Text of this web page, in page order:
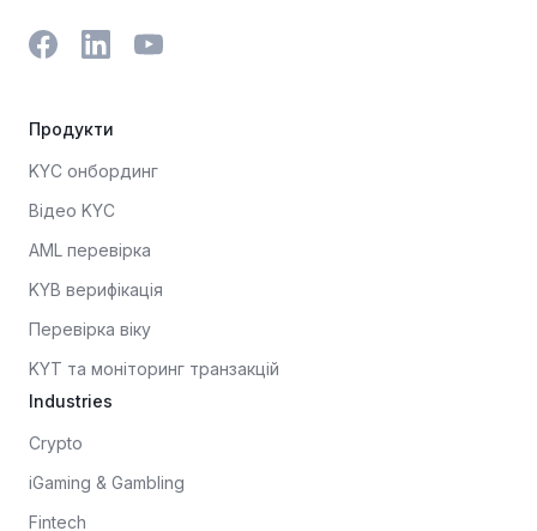
Продукти
KYC онбординг
Відео KYC
AML перевірка
KYB верифікація
Перевірка віку
KYT та моніторинг транзакцій
Industries
Crypto
iGaming & Gambling
Fintech